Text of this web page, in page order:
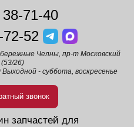
71-40
52
Челны, пр-т Московский
26)
- суббота, воскресенье
звонок
запчастей для